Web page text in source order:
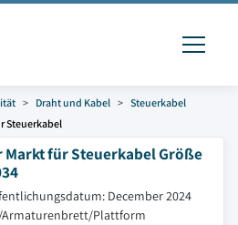
Draht und Kabel
Steuerkabel
Steuerkabel
für Steuerkabel Größe
December 2024
Armaturenbrett/Plattform